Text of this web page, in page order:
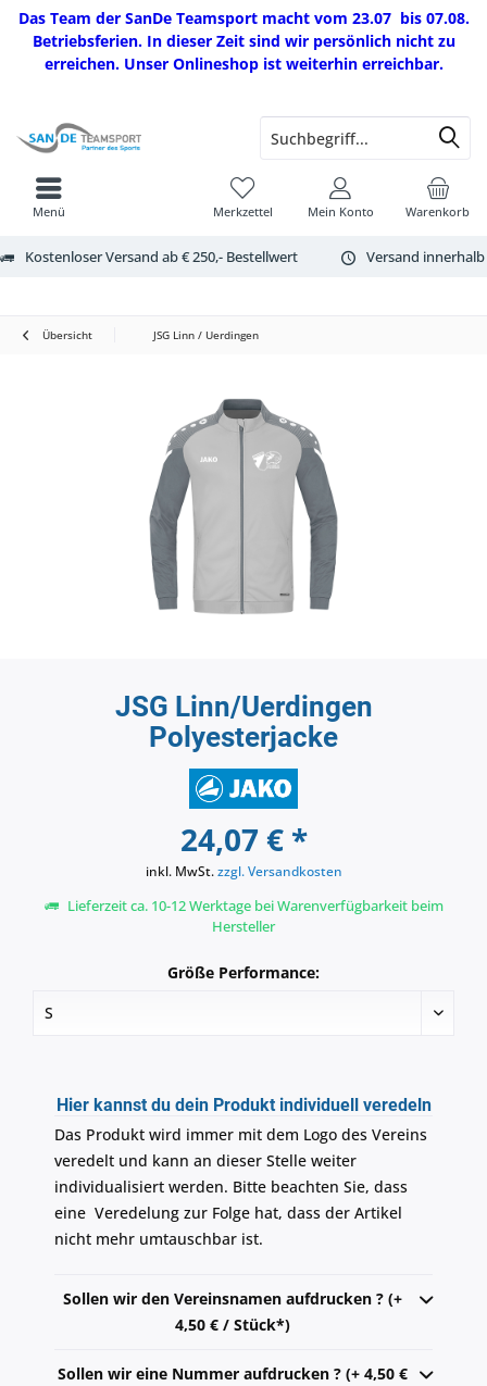
Das Team der SanDe Teamsport macht vom 23.07 bis 07.08.
Betriebsferien. In dieser Zeit sind wir persönlich nicht zu
erreichen. Unser Onlineshop ist weiterhin erreichbar.
Kostenloser Versand ab € 250,- Bestellwert Versand
Warenkorb
Merkzettel Mein Konto
Menü
Übersicht JSG Linn / Uerdingen
JSG Linn/Uerdingen
Polyesterjacke
24,07 € *
inkl. MwSt.zzgl. Versandkosten
Lieferzeit ca. 10-12 Werktage bei Warenverfügbarkeit beim
Hersteller
Größe Performance:
Hier kannst du dein Produkt individuell veredeln
Das Produkt wird immer mit dem Logo des Vereins
veredelt und kann an dieser Stelle weiter
individualisiert werden. Bitte beachten Sie, dass
eine Veredelung zur Folge hat, dass der Artikel
nicht mehr umtauschbar ist.
Sollen wir den Vereinsnamen aufdrucken ? (+
4,50 € / Stück*)
Sollen wir eine Nummer aufdrucken ? (+ 4,50 €